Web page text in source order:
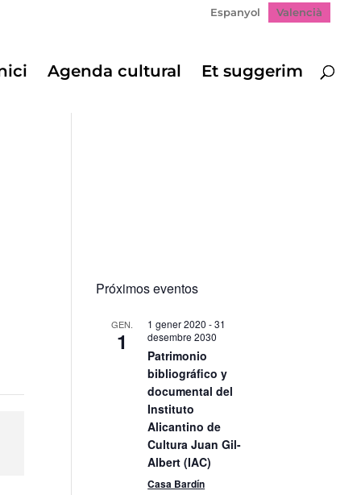
Espanyol Valencià
Agenda cultural Et suggerim
Próximos eventos
GEN.
1
1 gener 2020 -31
desembre 2030
Patrimonio
bibliográfico y
documental del
Instituto
Alicantino de
Cultura Juan Gil-
Albert (IAC)
Casa Bardín